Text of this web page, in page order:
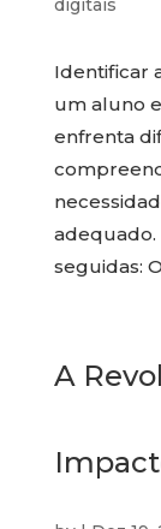
digitais
Identificar
um aluno
enfrenta
adequado.
seguidas:
A